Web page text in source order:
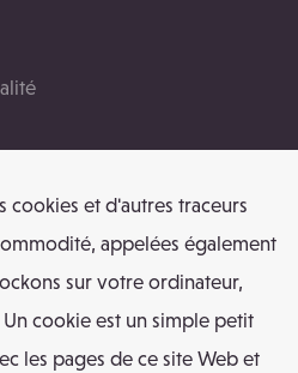
cookies et d'autres traceurs
appelées également
sur votre ordinateur,
cookie est un simple petit
les pages de ce site Web et